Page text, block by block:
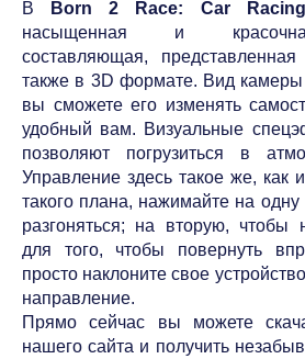
В Born 2 Race: Car
насыщенная и
составляющая,
также в 3D формате. Вид камеры
вы сможете его изменять
удобный вам. Визуальные
позволяют погрузиться в
Управление здесь такое же, как
такого плана, нажимайте на одну
разгоняться; на вторую, чтобы
для того, чтобы повернуть
просто наклоните свое
направление.
Прямо сейчас вы можете
нашего сайта и получить